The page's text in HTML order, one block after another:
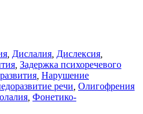
Дислалия Дислексия
Задержка психоречевого
Нарушение
речи Олигофрения
Фонетико-